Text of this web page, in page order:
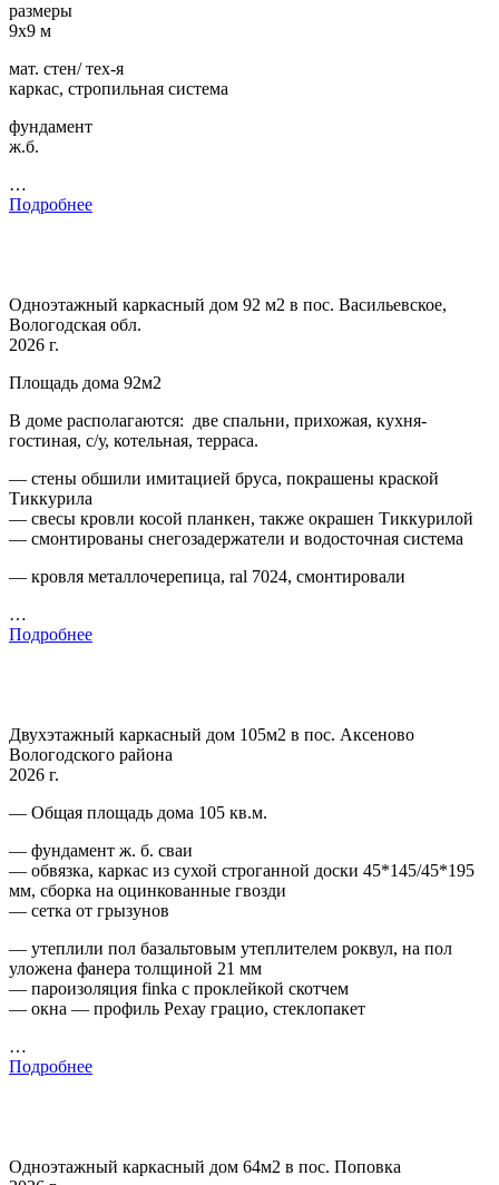
размеры
9х9 м
мат. стен/ тех-я
каркас, стропильная система
фундамент
ж.б.
…
Подробнее
Одноэтажный каркасный дом 92 м2 в пос. Васильевское,
Вологодская обл.
2026 г.
Площадь дома 92м2
В доме располагаются: две спальни, прихожая, кухня-
гостиная, с/у, котельная, терраса.
— стены обшили имитацией бруса, покрашены краской
Тиккурила
— свесы кровли косой планкен, также окрашен Тиккурилой
— смонтированы снегозадержатели и водосточная система
— кровля металлочерепица, ral 7024, смонтировали
…
Подробнее
Двухэтажный каркасный дом 105м2 в пос. Аксеново
Вологодского района
2026 г.
— Общая площадь дома 105 кв.м.
— фундамент ж. б. сваи
— обвязка, каркас из сухой строганной доски 45*145/45*195
мм, сборка на оцинкованные гвозди
— сетка от грызунов
— утеплили пол базальтовым утеплителем роквул, на пол
уложена фанера толщиной 21 мм
— пароизоляция finka с проклейкой скотчем
— окна — профиль Рехау грацио, стеклопакет
…
Подробнее
Одноэтажный каркасный дом 64м2 в пос. Поповка